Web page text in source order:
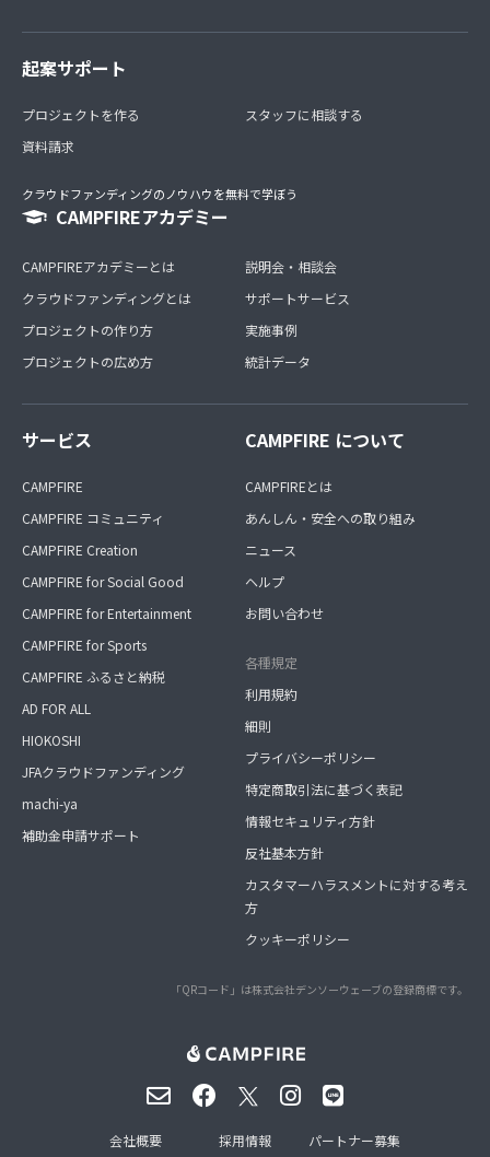
起案サポート
プロジェクトを作る
資料請求
スタッフに相談する
クラウドファンディングのノウハウを無料で学ぼう
CAMPFIREアカデミー
CAMPFIREアカデミーとは
クラウドファンディングとは
プロジェクトの作り方
プロジェクトの広め方
説明会・相談会
サポートサービス
実施事例
統計データ
サービス
CAMPFIRE
CAMPFIRE コミュニティ
CAMPFIRE Creation
CAMPFIRE for Social Good
CAMPFIRE for Entertainment
CAMPFIRE for Sports
CAMPFIRE ふるさと納税
AD FOR ALL
HIOKOSHI
JFAクラウドファンディング
machi-ya
補助金申請サポート
CAMPFIRE について
CAMPFIREとは
あんしん・安全への取り組み
ニュース
ヘルプ
お問い合わせ
各種規定
利用規約
細則
プライバシーポリシー
特定商取引法に基づく表記
情報セキュリティ方針
反社基本方針
カスタマーハラスメントに対する考え
方
クッキーポリシー
「QRコード」は株式会社デンソーウェーブの登録商標です。
会社概要 採用情報 パートナー募集